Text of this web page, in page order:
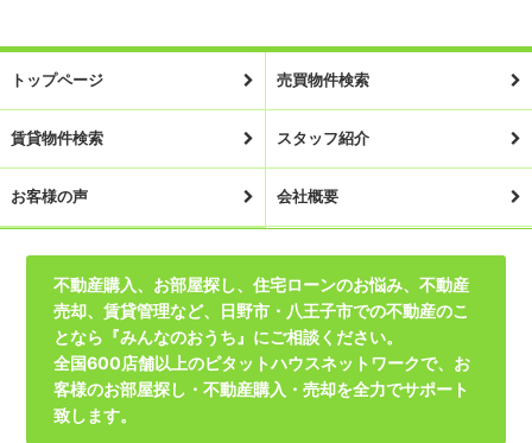
トップページ 売買物件検索
賃貸物件検索 スタッフ紹介
お客様の声 会社概要
不動産購入、お部屋探し、住宅ローンのお悩み、不動産
売却、賃貸管理など、日野市・八王子市での不動産のこ
となら『みんなのおうち』にご相談ください。
全国600店舗以上のピタットハウスネットワークで、お
客様のお部屋探し・不動産購入・売却を全力でサポート
致します。